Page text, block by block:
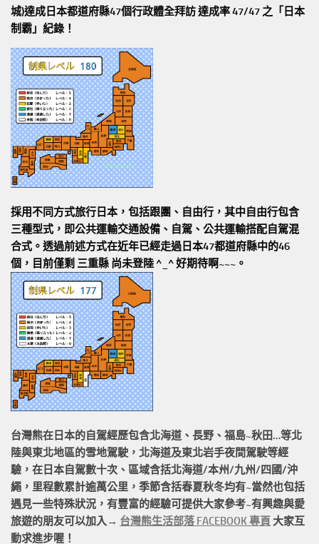
城)達成日本都道府縣47個行政體全拜訪達成率 47/47 之「日本
制霸」紀錄！
採用不同方式旅行日本，包括跟團、自由行，其中自由行包含
三種型式，即公共運輸交通設備、自駕、公共運輸搭配自駕混
合式。透過前述方式在近年已經走過日本47都道府縣中的46
個，目前僅剩 三重縣 尚未登陸 ^_^ 好期待啊~~~。
台灣熊在日本的自駕經歷包含北海道、長野、福島~秋田…等北
陸與東北地區的雪地駕駛 ，北海道及東北岩手夜間駕駛等經
驗，在日本自駕數十次、區域含括北海道/本州/九州/四國/沖
繩， 里程數累計逾萬公里 ，季節含括春夏秋冬均有~當然也包括
遇見一些特殊狀況，有豐富的經驗可提供大家參考~有興趣與愛
旅遊的朋友可以加入→ 台灣熊生活部落 FACEBOOK 專頁 大家互
動求進步喔！